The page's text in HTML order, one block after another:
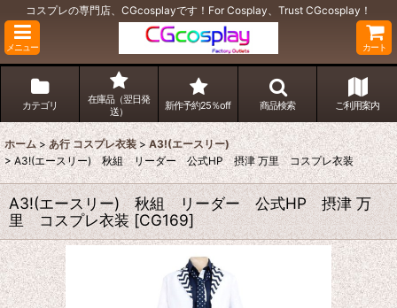
コスプレの専門店、CGcosplayです！For Cosplay、Trust CGcosplay！
メニュー カート
カテゴリ
在庫品（翌日発
送）
新作予約25％off 商品検索 ご利用案内
ホーム > あ行 コスプレ衣装 > A3!(エースリー)
> A3!(エースリー) 秋組 リーダー 公式HP 摂津 万里 コスプレ衣装
A3!(エースリー) 秋組 リーダー 公式HP 摂津 万
里 コスプレ衣装 [CG169]